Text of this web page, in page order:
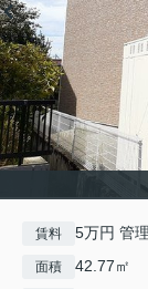
賃料 5万円 管
面積 42.77㎡